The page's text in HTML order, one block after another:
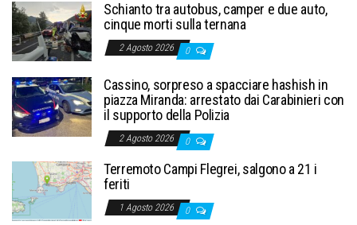
Schianto tra autobus, camper e due auto,
cinque morti sulla ternana
2 Agosto 2026 0
Cassino, sorpreso a spacciare hashish in
piazza Miranda: arrestato dai Carabinieri con
il supporto della Polizia
2 Agosto 2026 0
Terremoto Campi Flegrei, salgono a 21 i
feriti
1 Agosto 2026 0